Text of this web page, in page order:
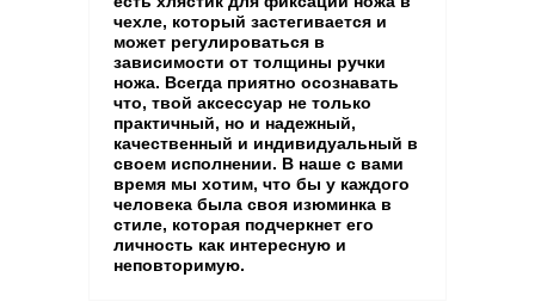
чехле, который застегивается и
может регулироваться в
зависимости от толщины ручки
ножа. Всегда приятно осознавать
что, твой аксессуар не только
практичный, но и надежный,
качественный и индивидуальный в
своем исполнении. В наше с вами
время мы хотим, что бы у каждого
человека была своя изюминка в
стиле, которая подчеркнет его
личность как интересную и
неповторимую.